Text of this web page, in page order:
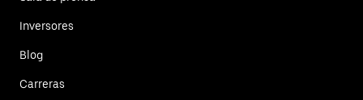
Inversores
Blog
Carreras